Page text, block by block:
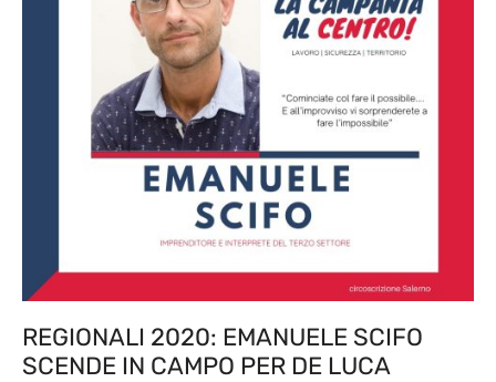
REGIONALI 2020: EMANUELE SCIFO
SCENDE IN CAMPO PER DE LUCA